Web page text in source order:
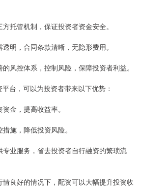
托管机制，保证投资者资金安全。
明，合同条款清晰，无隐形费用。
风控体系，控制风险，保障投资者利益。
台，可以为投资者带来以下优势：
金，提高收益率。
施，降低投资风险。
专业服务，省去投资者自行融资的繁琐流
情良好的情况下，配资可以大幅提升投资收